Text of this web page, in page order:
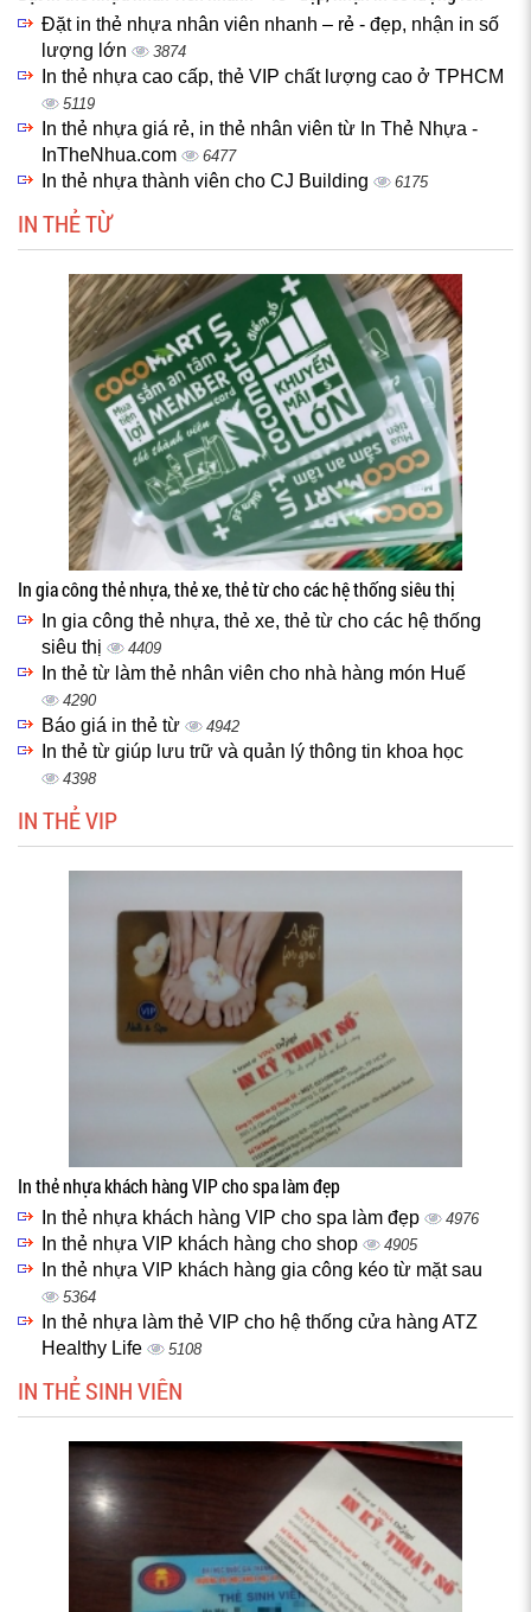
Đặt in thẻ nhựa nhân viên nhanh – rẻ - đẹp, nhận in số
lượng lớn
3874
In thẻ nhựa cao cấp, thẻ VIP chất lượng cao ở TPHCM
5119
In thẻ nhựa giá rẻ, in thẻ nhân viên từ In Thẻ Nhựa -
InTheNhua.com
6477
In thẻ nhựa thành viên cho CJ Building 6175
IN THẺ TỪ
In gia công thẻ nhựa, thẻ xe, thẻ từ cho các hệ thống siêu thị
In gia công thẻ nhựa, thẻ xe, thẻ từ cho các hệ thống
siêu thị
4409
In thẻ từ làm thẻ nhân viên cho nhà hàng món Huế
4290
Báo giá in thẻ từ 4942
In thẻ từ giúp lưu trữ và quản lý thông tin khoa học
4398
IN THẺ VIP
In thẻ nhựa khách hàng VIP cho spa làm đẹp
In thẻ nhựa khách hàng VIP cho spa làm đẹp 4976
In thẻ nhựa VIP khách hàng cho shop 4905
In thẻ nhựa VIP khách hàng gia công kéo từ mặt sau
5364
In thẻ nhựa làm thẻ VIP cho hệ thống cửa hàng ATZ
Healthy Life
5108
IN THẺ SINH VIÊN